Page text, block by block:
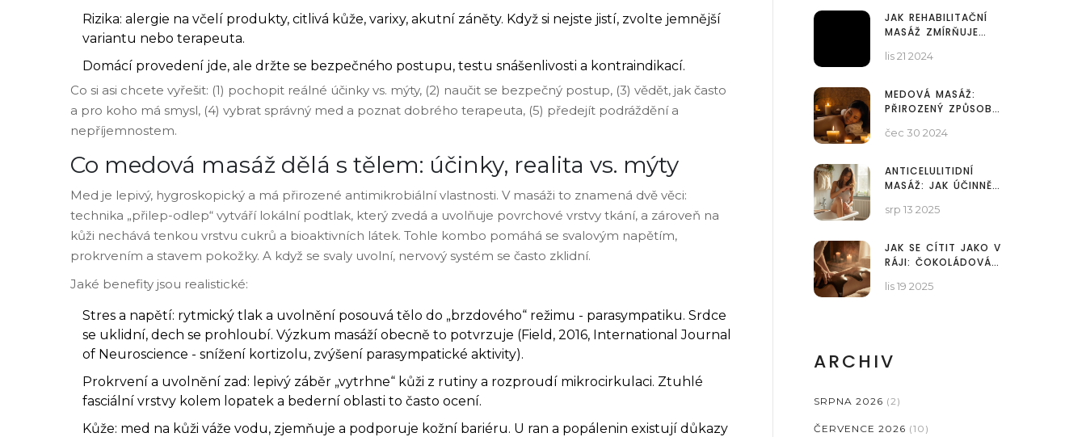
Rizika: alergie na včelí produkty, citlivá kůže, varixy, akutní záněty. Když si nejste jistí, zvolte jemnější
variantu nebo terapeuta.
Domácí provedení jde, ale držte se bezpečného postupu, testu snášenlivosti a kontraindikací.
Co si asi chcete vyřešit: (1) pochopit reálné účinky vs. mýty, (2) naučit se bezpečný postup, (3) vědět, jak často
a pro koho má smysl, (4) vybrat správný med a poznat dobrého terapeuta, (5) předejít podráždění a
nepříjemnostem.
Co medová masáž dělá s tělem: účinky, realita vs. mýty
Med je lepivý, hygroskopický a má přirozené antimikrobiální vlastnosti. V masáži to znamená dvě věci:
technika „přilep-odlep“ vytváří lokální podtlak, který zvedá a uvolňuje povrchové vrstvy tkání, a zároveň na
kůži nechává tenkou vrstvu cukrů a bioaktivních látek. Tohle kombo pomáhá se svalovým napětím,
prokrvením a stavem pokožky. A když se svaly uvolní, nervový systém se často zklidní.
Jaké benefity jsou realistické:
Stres a napětí: rytmický tlak a uvolnění posouvá tělo do „brzdového“ režimu - parasympatiku. Srdce
se uklidní, dech se prohloubí. Výzkum masáží obecně to potvrzuje (Field, 2016, International Journal
of Neuroscience - snížení kortizolu, zvýšení parasympatické aktivity).
Prokrvení a uvolnění zad: lepivý záběr „vytrhne“ kůži z rutiny a rozproudí mikrocirkulaci. Ztuhlé
fasciální vrstvy kolem lopatek a bederní oblasti to často ocení.
Kůže: med na kůži váže vodu, zjemňuje a podporuje kožní bariéru. U ran a popálenin existují důkazy
JAK REHABILITAČNÍ
MASÁŽ ZMÍRŇUJE
ZAD
lis 21 2024
MEDOVÁ MASÁŽ:
PŘIROZENÝ ZPŮSOB
čec 30 2024
ANTICELULITIDNÍ
MASÁŽ: JAK ÚČINNĚ
CELULITIDOU A ZLEPŠIT
srp 13 2025
JAK SE CÍTIT JAKO V
RÁJI: ČOKOLÁDOVÁ
RELAXAČNÍ VÝLET
lis 19 2025
ARCHIV
SRPNA 2026 (2)
ČERVENCE 2026 (10)